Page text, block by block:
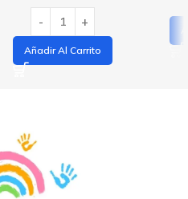
Añadir Al Carrito